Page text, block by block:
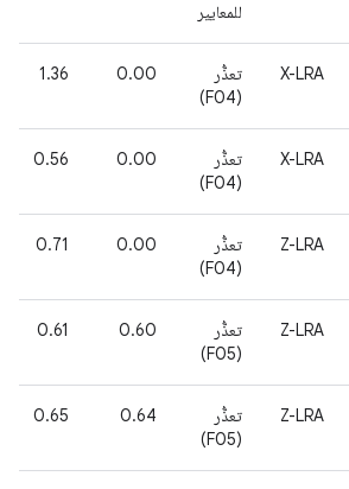
للمعايير
X-LRA
تعذُّر
(F04)
0.00
1.36
X-LRA
تعذُّر
(F04)
0.00
0.56
Z-LRA
تعذُّر
(F04)
0.00
0.71
Z-LRA
تعذُّر
(F05)
0.60
0.61
Z-LRA
تعذُّر
(F05)
0.64
0.65